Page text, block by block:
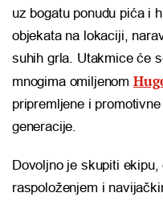
uz bogatu ponudu pića i
objekata na lokaciji,
suhih grla. Utakmice će
mnogima omiljenom
pripremljene i
generacije.
Dovoljno je skupiti
raspoloženjem i